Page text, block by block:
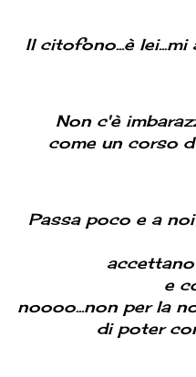
Il citofono...è
Non c'è
come un corso
Passa poco e a
e
noooo...non per la
di poter